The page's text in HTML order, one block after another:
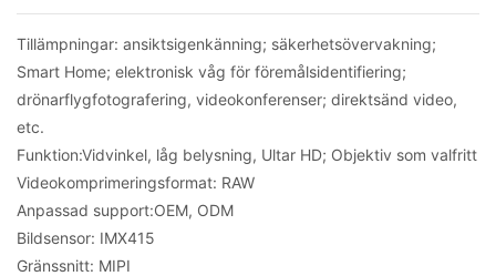
Tillämpningar: ansiktsigenkänning; säkerhetsövervakning;
Smart Home; elektronisk våg för föremålsidentifiering;
drönarflygfotografering, videokonferenser; direktsänd video,
etc.
Funktion:Vidvinkel, låg belysning, Ultar HD; Objektiv som valfritt
Videokomprimeringsformat: RAW
Anpassad support:OEM, ODM
Bildsensor: IMX415
Gränssnitt: MIPI